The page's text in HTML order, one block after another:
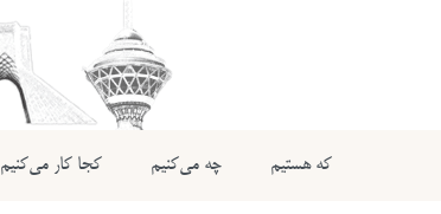
که هستیم چه می‌کنیم کجا کار می‌کنیم